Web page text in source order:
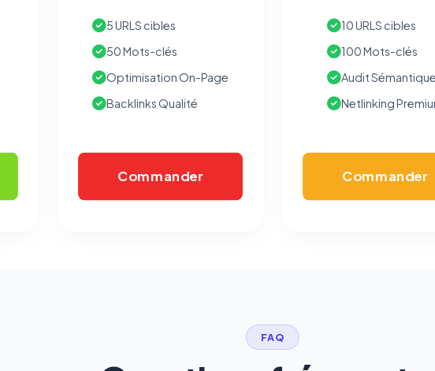
5 URLS cibles
50 Mots-clés
Optimisation On-Page
Backlinks Qualité
Commander
10 URLS cibles
100 Mots-clés
Audit Sémantique
Netlinking
Commander
FAQ
Ce suivi n'est pas géré par ce
bandeau cookies
(cadre distinct du site web). Pour vous y
lien dédié en pied de chaque courriel
vous opposer à ce suivi ») — sans vous désinscrire des envois — ou
contact@logicielreferencement.com. Détail :
Politique de
confidentialité(section Traceurs dans les Courriels).